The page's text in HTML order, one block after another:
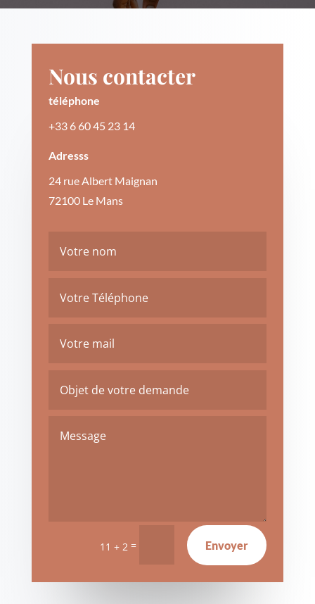
Nous contacter
téléphone
+33 6 60 45 23 14
Adresss
24 rue Albert Maignan
72100 Le Mans
11 + 2 = Envoyer